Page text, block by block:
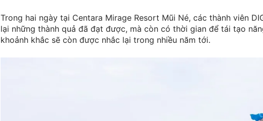
Trong hai ngày tại Centara Mirage Resort Mũi Né, các thành viên
lại những thành quả đã đạt được, mà còn có thời gian để tái tạo
khoảnh khắc sẽ còn được nhắc lại trong nhiều năm tới.